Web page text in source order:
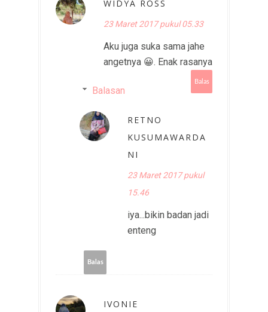
WIDYA ROSS
23 Maret 2017 pukul 05.33
Aku juga suka sama jahe
angetnya 😀. Enak rasanya
Balas
Balasan
RETNO
KUSUMAWARDA
NI
23 Maret 2017 pukul
15.46
iya...bikin badan jadi
enteng
Balas
IVONIE